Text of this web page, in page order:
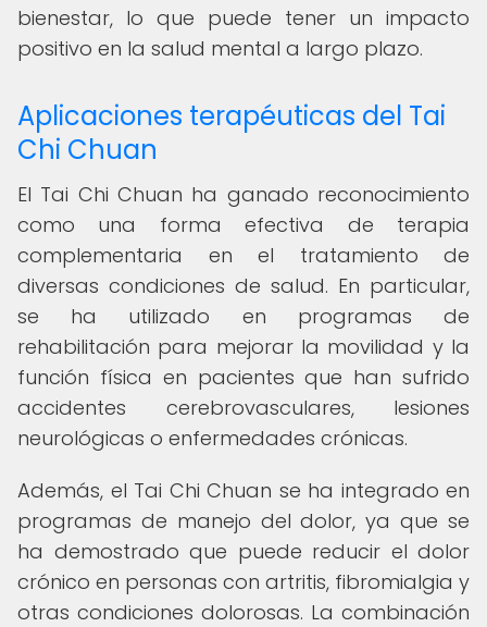
bienestar, lo que puede tener un impacto
positivo en la salud mental a largo plazo.
Aplicaciones terapéuticas del Tai
Chi Chuan
El Tai Chi Chuan ha ganado reconocimiento
como una forma efectiva de terapia
complementaria en el tratamiento de
diversas condiciones de salud. En particular,
se ha utilizado en programas de
rehabilitación para mejorar la movilidad y la
función física en pacientes que han sufrido
accidentes cerebrovasculares, lesiones
neurológicas o enfermedades crónicas.
Además, el Tai Chi Chuan se ha integrado en
programas de manejo del dolor, ya que se
ha demostrado que puede reducir el dolor
crónico en personas con artritis, fibromialgia y
otras condiciones dolorosas. La combinación